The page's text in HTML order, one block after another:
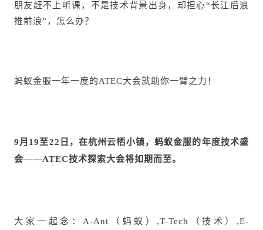
朋友赶不上听课，不是技术背景出身，却担心“长江后浪
推前浪”，怎么办？
蚂蚁金服一年一度的ATEC大会就助你一臂之力！
9月19至22日，在杭州云栖小镇，蚂蚁金服的年度技术盛
会——ATEC技术探索大会将如期而至。
大家一起念：A-Ant（蚂蚁）,T-Tech（技术）,E-